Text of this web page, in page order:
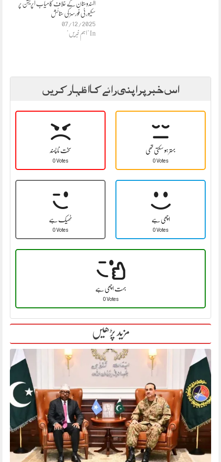
الہندوستان کے خلاف کامیاب آپریشن پر
سکیورٹی فورسز کی ستائش
07/12/2025
In "اہم خبریں"
اس خبر پر اپنی رائے کا اظہار کریں
سخت نا پسند
0 Votes
بہتر ہو سکتی تھی
0 Votes
ٹھیک ہے
0 Votes
اچھی ہے
0 Votes
بہت اچھی ہے
0 Votes
مزید پڑھیں